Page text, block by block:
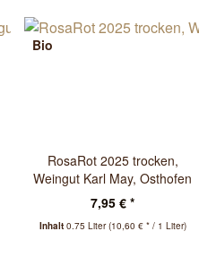
Bio
RosaRot 2025 trocken,
Weingut Karl May, Osthofen
7,95 € *
Inhalt 0.75 Liter(10,60 € * / 1 Liter)